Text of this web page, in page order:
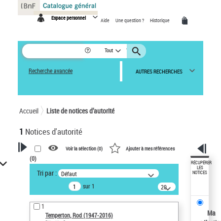
Espace personnel Aide Une question ? Historique
Tout
Recherche avancée AUTRES RECHERCHES
Accueil Liste de notices d’autorité
1 Notices d'autorité
VOTRE RECHERCHE
Recherche avancée dans les
notices d’autorité
Œuvres liées à l'auteur :
Temperton, Rod (1947-2016)
Voir la sélection (0) Ajouter à mes références
(0)
Tri par : Défaut
sur 1
20
résultats/page
1
Temperton, Rod (1947-2016)
RÉCUPÉRER
LES
NOTICES
Ma
Panneau de gestion des cookies